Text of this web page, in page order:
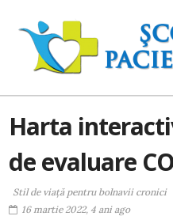
Harta
de evaluare
Stil de viaţă pentru bolnavii cronici
16 martie 2022, 4 ani ago